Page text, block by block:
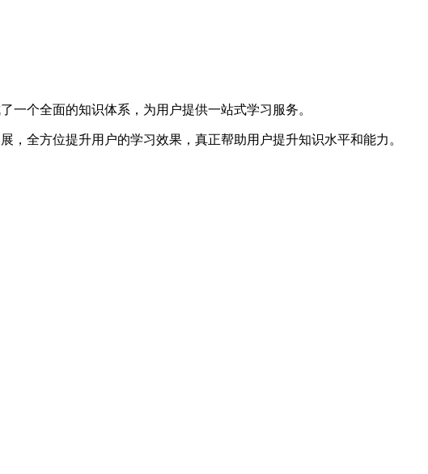
一个全面的知识体系，为用户提供一站式学习服务。
，全方位提升用户的学习效果，真正帮助用户提升知识水平和能力。